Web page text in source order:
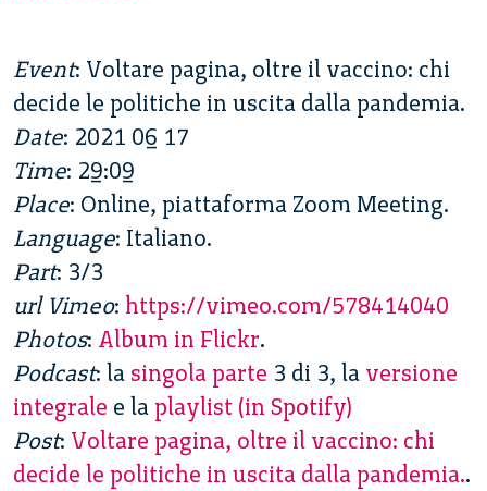
Event: Voltare pagina, oltre il vaccino: chi
decide le politiche in uscita dalla pandemia.
Date: 2021 06 17
Time: 29:09
Place: Online, piattaforma Zoom Meeting.
Language: Italiano.
Part: 3/3
url Vimeo: https://vimeo.com/578414040
Photos: Album in Flickr.
Podcast: la singola parte 3 di 3, la versione
integrale e la playlist (in Spotify)
Post: Voltare pagina, oltre il vaccino: chi
decide le politiche in uscita dalla pandemia..